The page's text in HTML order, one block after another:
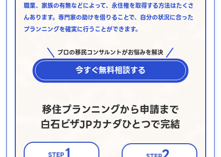
職業、家族の有無などによって、永住権を取得する方法はたくさ
んあります。専門家の助けを借りることで、自分の状況に合った
プランニングを確実に行うことができます。
プロの移民コンサルントがお悩みを解決
今すぐ無料相談する
移住プランニングから申請まで
白石ビザJPカナダひとつで完結